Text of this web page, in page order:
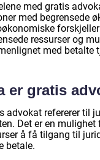
med gratis
med begrensede
ressurser og
med betalte
er gratis
advokat refererer til
Det er en
å få tilgang til
betale.